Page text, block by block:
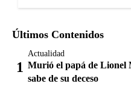
Últimos Contenidos
Actualidad
Murió el papá de Lionel
sabe de su deceso